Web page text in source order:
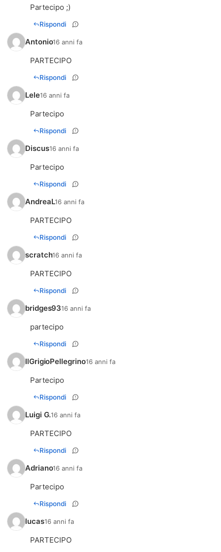
Partecipo ;)
Rispondi
Antonio16 anni fa
PARTECIPO
Rispondi
Lele16 anni fa
Partecipo
Rispondi
Discus16 anni fa
Partecipo
Rispondi
AndreaL16 anni fa
PARTECIPO
Rispondi
scratch16 anni fa
PARTECIPO
Rispondi
bridges9316 anni fa
partecipo
Rispondi
IlGrigioPellegrino16 anni fa
Partecipo
Rispondi
Luigi G.16 anni fa
PARTECIPO
Rispondi
Adriano16 anni fa
Partecipo
Rispondi
lucas16 anni fa
PARTECIPO